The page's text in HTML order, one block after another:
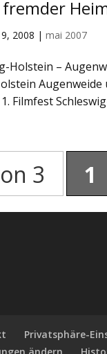
2008 |mai 2007
Holstein –
Filmfest
3 1
Privatsphäre-